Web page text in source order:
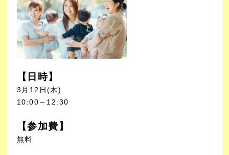
【日時】
3月12日(木)
10:00～12:30
【参加費】
無料